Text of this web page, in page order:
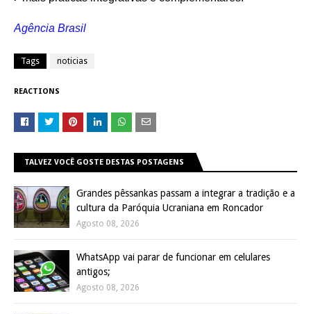
Agência Brasil
Tags noticias
REACTIONS
TALVEZ VOCÊ GOSTE DESTAS POSTAGENS
Grandes pêssankas passam a integrar a tradição e a
cultura da Paróquia Ucraniana em Roncador
Agosto 08, 2026
WhatsApp vai parar de funcionar em celulares
antigos;
Agosto 08, 2026